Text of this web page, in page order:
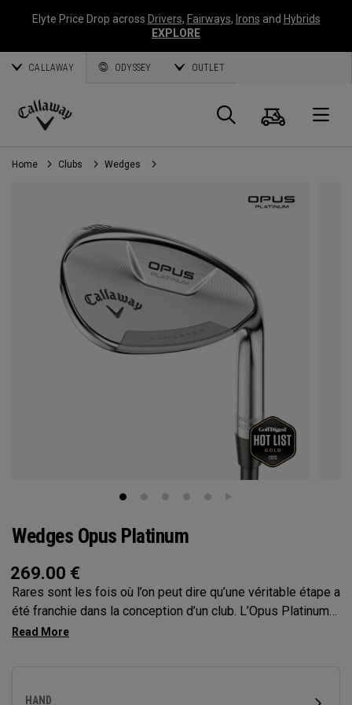
Elyte Price Drop across Drivers, Fairways, Irons and Hybrids
EXPLORE
CALLAWAY ODYSSEY OUTLET
Callaway
Golf
Panier
Home Clubs Wedges
Wedges Opus Platinum
269.00 €
Rares sont les fois où l’on peut dire qu’une véritable étape a
été franchie dans la conception d’un club. L’Opus Platinum
est un véritable bond en avant dans la technologie des
HAND